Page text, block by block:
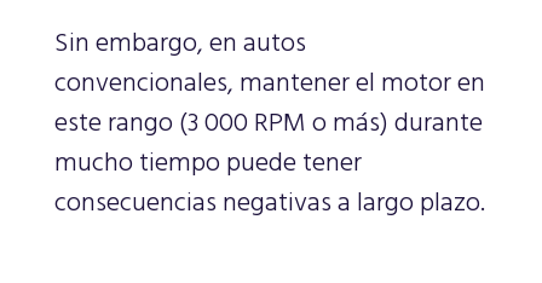
Sin embargo, en autos
convencionales, mantener el motor en
este rango (3 000 RPM o más) durante
mucho tiempo puede tener
consecuencias negativas a largo plazo.